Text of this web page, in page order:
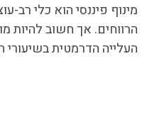
מינוף פיננסי הוא כלי
הרווחים. אך חשוב להיות
העלייה הדרמטית